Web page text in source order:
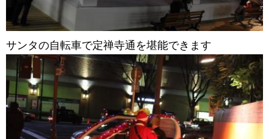
サンタの自転車で定禅寺通を堪能できます